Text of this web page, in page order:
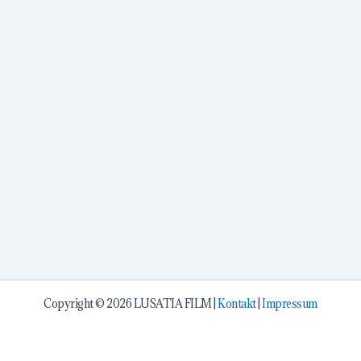
Copyright © 2026 LUSATIA FILM |Kontakt|Impressum